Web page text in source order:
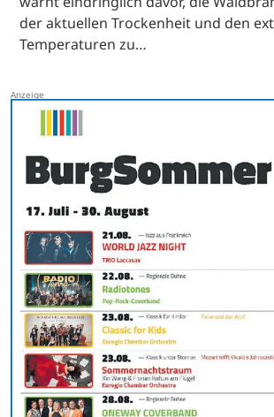
der aktuellen Trockenheit und den
Temperaturen zu…